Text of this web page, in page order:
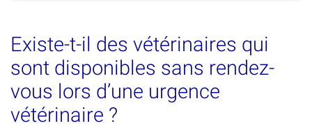
Existe-t-il des vétérinaires qui
sont disponibles sans rendez-
vous lors d’une urgence
vétérinaire ?